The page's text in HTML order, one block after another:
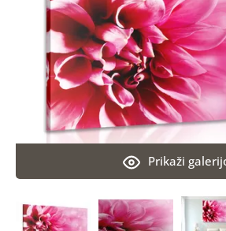
Prikaži